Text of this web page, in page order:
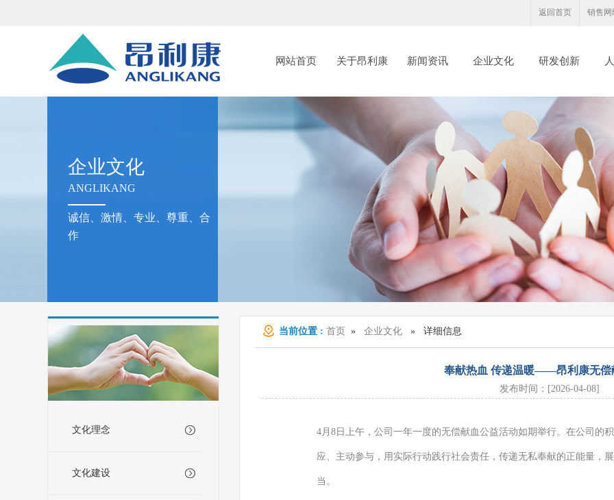
销售网
返回首页
网站首页 关于昂利康 新闻资讯 企业文化 研发创新
企业文化
ANGLIKANG
诚信、激情、专业、尊重、合
作
文化理念
文化建设
当前位置 : 首页 » 企业文化» 详细信息
奉献热血 传递温暖——昂利康无偿
发布时间：[2026-04-08]
4月8日上午，公司一年一度的无偿献血公益活动如期举行。在公司的
应、主动参与，用实际行动践行社会责任，传递无私奉献的正能量，
当。